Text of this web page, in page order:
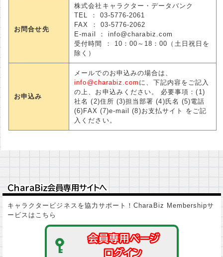
お問合せ先
株式会社キャラクター・データバンク
TEL ： 03-5776-2061
FAX ： 03-5776-2062
E-mail ： info@charabiz.com
受付時間 ： 10：00～18：00（土日祝日を
除く）
お申込み
メールでのお申込みの場合は、
info@charabiz.com に、下記内容をご記入
の上、お申込みください。 必要事項：(1)
社名 (2)住所 (3)担当部署 (4)氏名 (5)電話
(6)FAX (7)e-mail (8)お支払サイト をご記
入ください。
ＣｈａｒａＢｉｚ会員専用サイトへ
ＣｈａｒａＢｉｚ会員専用サイトへ
キャラクタービジネスを協力サポート！CharaBiz Membershipサ
ービスはこちら
会員専用ページ
会員専用ページ
ログイン
ログイン